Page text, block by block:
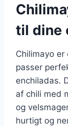
til dine
Chilimayo
passer
enchiladas.
af chili med
og
hurtigt og